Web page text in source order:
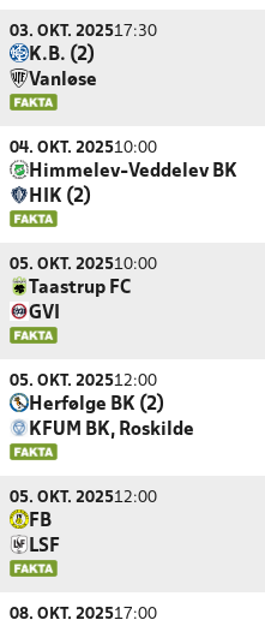
03. OKT. 202517:30
K.B. (2)
Vanløse
04. OKT. 202510:00
Himmelev-Veddelev BK
HIK (2)
05. OKT. 202510:00
Taastrup FC
GVI
05. OKT. 202512:00
Herfølge BK (2)
KFUM BK, Roskilde
05. OKT. 202512:00
FB
LSF
08. OKT. 202517:00